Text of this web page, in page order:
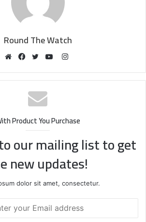
Round The Watch
Instagram
Product You Purchase
our mailing list to get
new updates!
dolor sit amet, consectetur.